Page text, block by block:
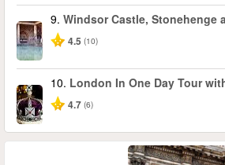
9. Windsor Castle, Stonehenge
4.5 (10)
10. London In One Day Tour
4.7 (6)